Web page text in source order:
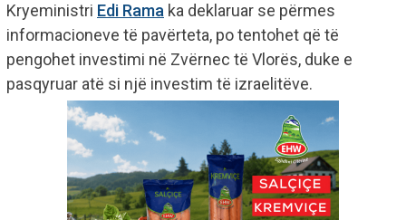
Kryeministri Edi Rama ka deklaruar se përmes
informacioneve të pavërteta, po tentohet që të
pengohet investimi në Zvërnec të Vlorës, duke e
pasqyruar atë si një investim të izraelitëve.